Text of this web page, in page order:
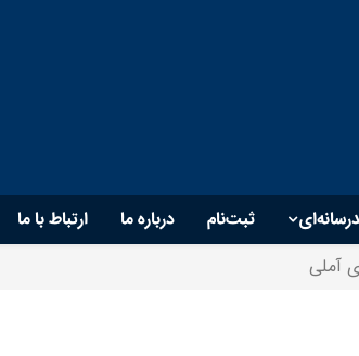
ثبت‌نام درباره ما ارتباط با ما
آملی